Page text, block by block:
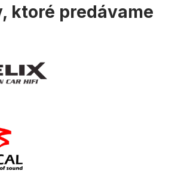
ktoré predávame